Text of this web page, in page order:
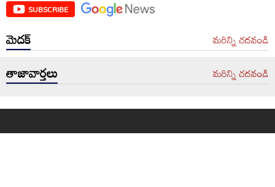
SUBSCRIBE
మెదక్ మరిన్ని చదవండి
తాజావార్తలు మరిన్ని చదవండి